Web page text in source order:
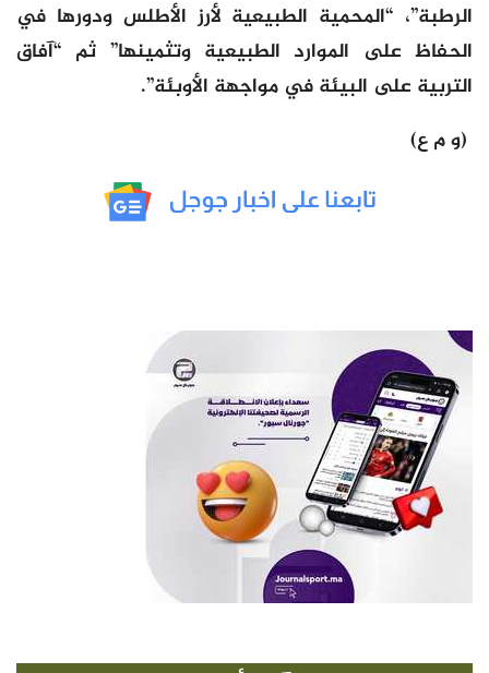
الرطبة”، “المحمية الطبيعية لأرز الأطلس ودورها في
الحفاظ على الموارد الطبيعية وتثمينها” ثم “آفاق
التربية على البيئة في مواجهة الأوبئة”.
(و م ع)